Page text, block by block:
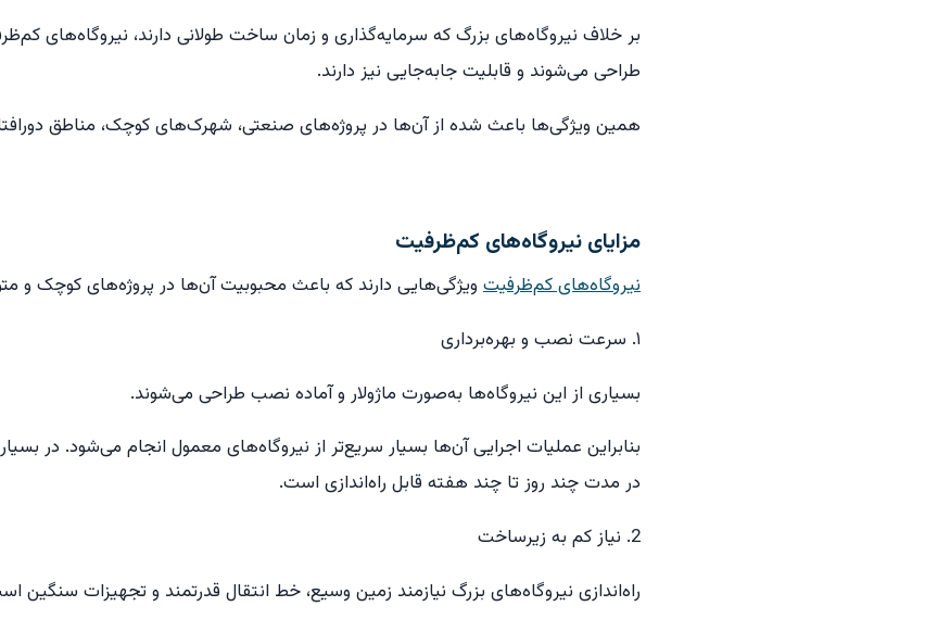
بر خلاف نیروگاه‌های بزرگ که سرمایه‌گذاری و زمان ساخت طولانی دارند، نیروگاه‌های
طراحی می‌شوند و قابلیت جابه‌جایی نیز دارند.
همین ویژگی‌ها باعث شده از آن‌ها در پروژه‌های صنعتی، شهرک‌های کوچک، مناطق
مزایای نیروگاه‌های کم‌ظرفیت
نیروگاه‌های کم‌ظرفیت ویژگی‌هایی دارند که باعث محبوبیت آن‌ها در پروژه‌های کوچک
۱. سرعت نصب و بهره‌برداری
بسیاری از این نیروگاه‌ها به‌صورت ماژولار و آماده نصب طراحی می‌شوند.
بنابراین عملیات اجرایی آن‌ها بسیار سریع‌تر از نیروگاه‌های معمول انجام می‌شود. در
در مدت چند روز تا چند هفته قابل راه‌اندازی است.
2. نیاز کم به زیرساخت
راه‌اندازی نیروگاه‌های بزرگ نیازمند زمین وسیع، خط انتقال قدرتمند و تجهیزات سنگین